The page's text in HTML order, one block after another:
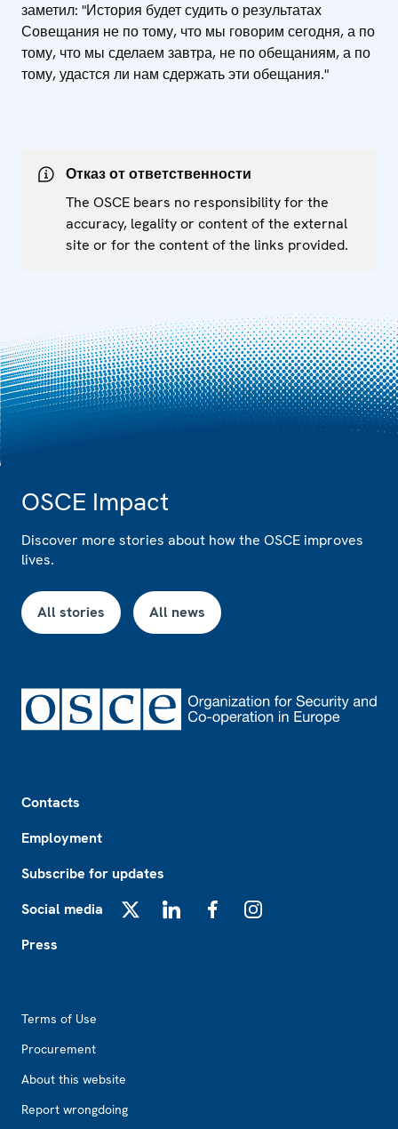
заметил: "История будет судить о результатах
Совещания не по тому, что мы говорим сегодня, а по
тому, что мы сделаем завтра, не по обещаниям, а по
тому, удастся ли нам сдержать эти обещания."
Отказ от ответственности
The OSCE bears no responsibility for the
accuracy, legality or content of the external
site or for the content of the links provided.
OSCE Impact
Discover more stories about how the OSCE improves
lives.
All stories All news
Contacts
Employment
Subscribe for updates
Social media
Press
Terms of Use
Procurement
About this website
Report wrongdoing